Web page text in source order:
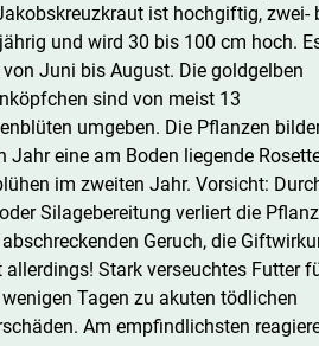
ist hochgiftig, zwei-
und wird 30 bis 100 cm hoch.
Juni bis August. Die goldgelben
sind von meist 13
umgeben. Die Pflanzen
Jahr eine am Boden liegende
im zweiten Jahr. Vorsicht:
Silagebereitung verliert die
Geruch, die
allerdings! Stark verseuchtes Futter
Tagen zu akuten tödlichen
Am empfindlichsten